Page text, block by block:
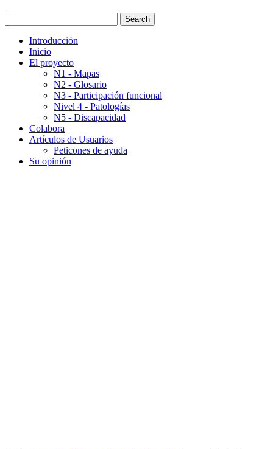
Introducción
Inicio
El proyecto
N1 - Mapas
N2 - Glosario
N3 - Participación funcional
Nivel 4 - Patologías
N5 - Discapacidad
Colabora
Artículos de Usuarios
Peticones de ayuda
Su opinión